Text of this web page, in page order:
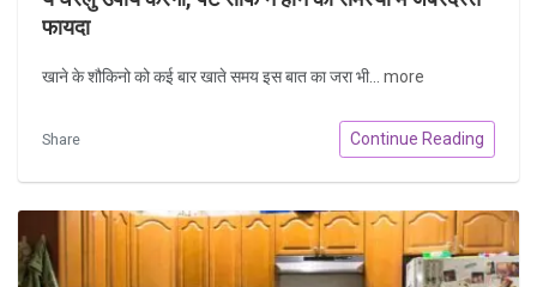
फायदा
खाने के शौकिनो को कई बार खाते समय इस बात का जरा भी... more
Share Continue Reading